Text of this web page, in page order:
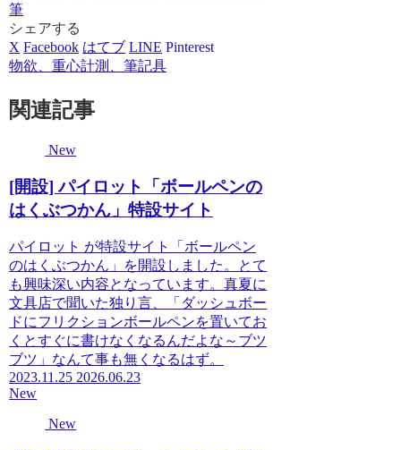
筆
シェアする
X Facebook はてブ LINE Pinterest
物欲、重心計測、筆記具
関連記事
New
[開設] パイロット「ボールペンの
はくぶつかん」特設サイト
パイロット が特設サイト「ボールペン
のはくぶつかん」を開設しました。とて
も興味深い内容となっています。真夏に
文具店で聞いた独り言、「ダッシュボー
ドにフリクションボールペンを置いてお
くとすぐに書けなくなるんだよな～ブツ
ブツ」なんて事も無くなるはず。
2023.11.25 2026.06.23
New
New